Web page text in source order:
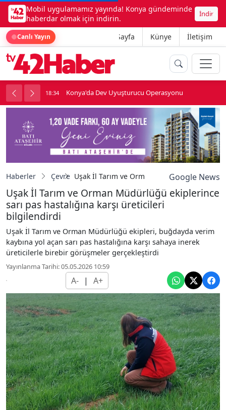
Mobil uygulamamız yayında! Konya gündeminde
haberdar olmak için indirin.
İndir
Canlı Yayın Ana Sayfa Künye İletişim
18:34 Konya'da Dev Uyuşturucu Operasyonu
Haberler Çevre Uşak İl Tarım ve Orman MüdürlüğüGoogle News
Uşak İl Tarım ve Orman Müdürlüğü ekiplerince
sarı pas hastalığına karşı üreticileri
bilgilendirdi
Uşak İl Tarım ve Orman Müdürlüğü ekipleri, buğdayda verim
kaybına yol açan sarı pas hastalığına karşı sahaya inerek
üreticilerle birebir görüşmeler gerçekleştirdi
Yayınlanma Tarihi: 05.05.2026 10:59
A- | A+